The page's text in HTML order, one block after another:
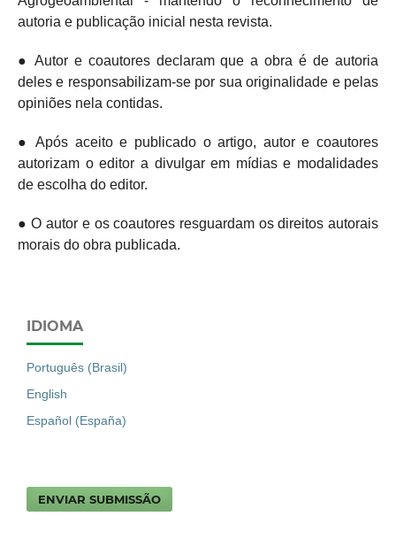
autoria e publicação inicial nesta revista.
● Autor e coautores declaram que a obra é de autoria
deles e responsabilizam-se por sua originalidade e pelas
opiniões nela contidas.
● Após aceito e publicado o artigo, autor e coautores
autorizam o editor a divulgar em mídias e modalidades
de escolha do editor.
● O autor e os coautores resguardam os direitos autorais
morais do obra publicada.
IDIOMA
Português (Brasil)
English
Español (España)
ENVIAR SUBMISSÃO